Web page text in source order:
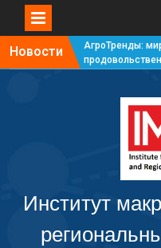
Новости
АгроТренды:
АгроТренды:
АгроТренды:
#4
Институт